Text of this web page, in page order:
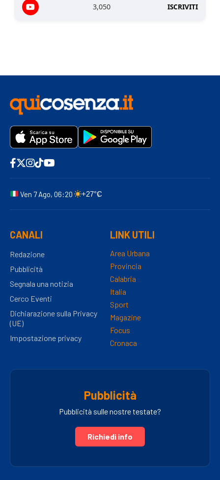
3,050 ISCRIVITI
Ven 7 Ago, 06:20 +27°C
CANALI
Redazione
Pubblicità
Segnala una notizia
Cerco Eventi
Dichiarazione sulla Privacy
(UE)
Impostazione privacy
LINK UTILI
Area Urbana
Provincia
Calabria
Italia
Sport
Magazine
Focus
Cronaca
Pubblicità
Pubblicità sulle nostre testate?
Richiedi info